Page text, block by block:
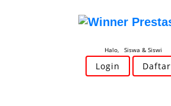
Halo, Siswa & Siswi
Login Daftar